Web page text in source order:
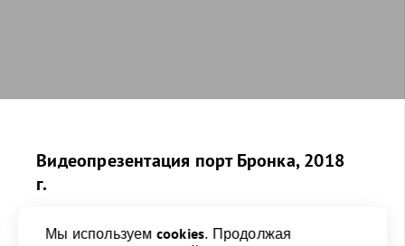
Видеопрезентация порт Бронка, 2018
г.
Мы используем cookies. Продолжая